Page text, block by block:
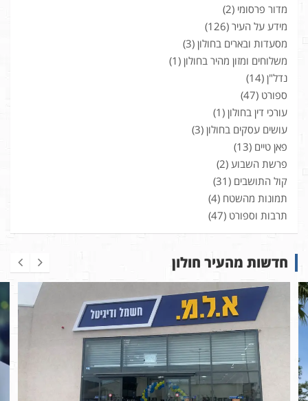
מדור פרסומי (2)
מידע על העיר (126)
מסעדות ובארים בחולון (3)
משלוחים ומזון מהיר בחולון (1)
נדל"ן (14)
ספורט (47)
עורכי דין בחולון (1)
עושים עסקים בחולון (3)
פאן טיים (13)
פרשת השבוע (2)
קול התושבים (31)
תמונות מהשטח (4)
תרבות וספורט (47)
חדשות מהעיר חולון